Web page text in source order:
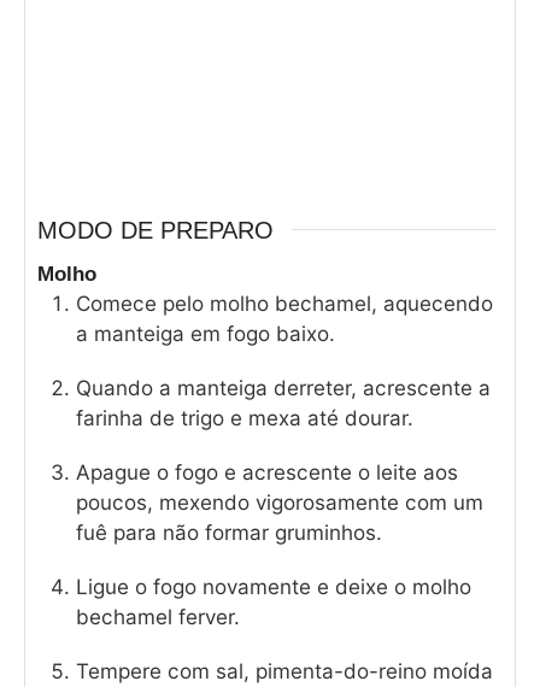
MODO DE PREPARO
Molho
Comece pelo molho bechamel, aquecendo
a manteiga em fogo baixo.
Quando a manteiga derreter, acrescente a
farinha de trigo e mexa até dourar.
Apague o fogo e acrescente o leite aos
poucos, mexendo vigorosamente com um
fuê para não formar gruminhos.
Ligue o fogo novamente e deixe o molho
bechamel ferver.
Tempere com sal, pimenta-do-reino moída